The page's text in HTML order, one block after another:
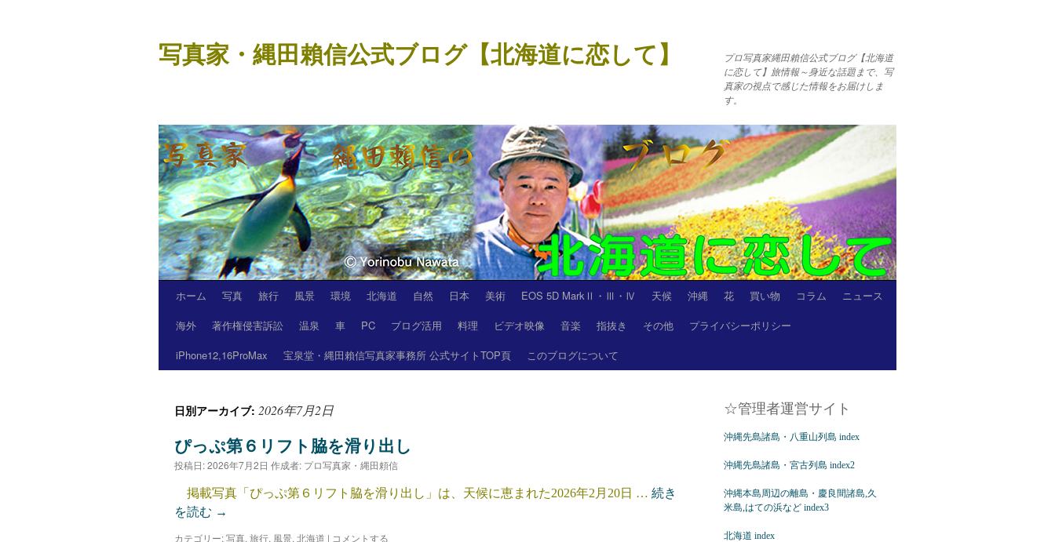
テ
ン
ッ
プ
写真家・縄田賴信公式ブログ【北海道に恋して】
プロ写真家縄田賴信公式ブログ【北海道
に恋して】旅情報～身近な話題まで、写
真家の視点で感じた情報をお届けしま
す。
ホーム 写真 旅行 風景 環境 北海道 自然 日本 美術 EOS 5D MarkⅡ・Ⅲ・Ⅳ 天候 沖縄 花 買い物 コラム
ニュース
海外
著作権侵害訴訟 温泉 車 PC ブログ活用 料理 ビデオ映像 音楽 指抜き その他
プライバシーポリシー
iPhone12,16ProMax
宝泉堂・縄田賴信写真家事務所 公式サイトTOP頁 このブログについて
日別アーカイブ: 2026年7月2日
ぴっぷ第６リフト脇を滑り出し
投稿日:2026年7月2日 作成者: プロ写真家・縄田頼信
掲載写真「ぴっぷ第６リフト脇を滑り出し」は、天候に恵まれた2026年2月20日 … 続き
を読む →
カテゴリー:写真, 旅行, 風景, 北海道 | コメントする
☆管理者運営サイト
沖縄先島諸島・八重山列島 index
沖縄先島諸島・宮古列島 index2
沖縄本島周辺の離島・慶良間諸島,久
米島,はての浜など index3
北海道 index